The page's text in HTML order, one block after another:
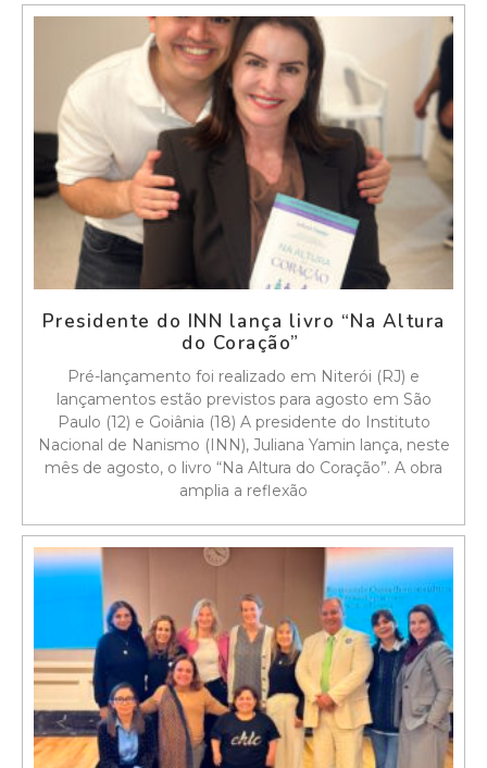
Presidente do INN lança livro “Na Altura
do Coração”
Pré-lançamento foi realizado em Niterói (RJ) e
lançamentos estão previstos para agosto em São
Paulo (12) e Goiânia (18) A presidente do Instituto
Nacional de Nanismo (INN), Juliana Yamin lança, neste
mês de agosto, o livro “Na Altura do Coração”. A obra
amplia a reflexão